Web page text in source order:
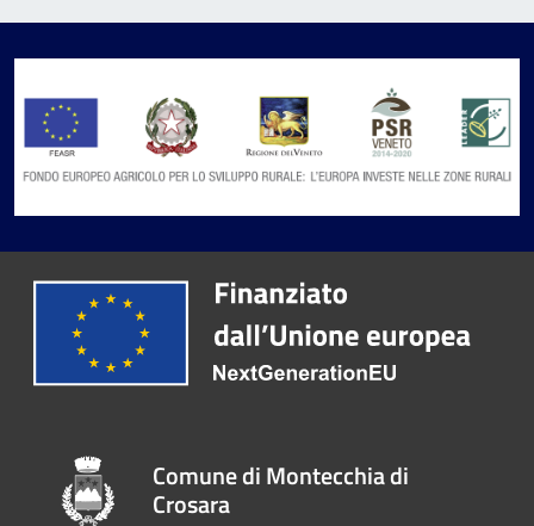
Comune di Montecchia di
Crosara